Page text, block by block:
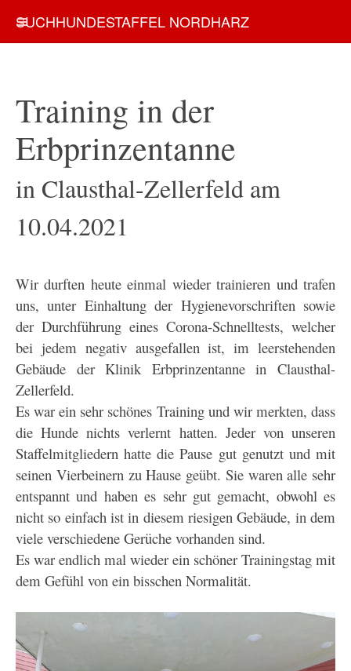
SUCHHUNDESTAFFEL NORDHARZ
Training in der
Erbprinzentanne
in Clausthal-Zellerfeld am
10.04.2021
Wir durften heute einmal wieder trainieren und trafen
uns, unter Einhaltung der Hygienevorschriften sowie
der Durchführung eines Corona-Schnelltests, welcher
bei jedem negativ ausgefallen ist, im leerstehenden
Gebäude der Klinik Erbprinzentanne in Clausthal-
Zellerfeld.
Es war ein sehr schönes Training und wir merkten, dass
die Hunde nichts verlernt hatten. Jeder von unseren
Staffelmitgliedern hatte die Pause gut genutzt und mit
seinen Vierbeinern zu Hause geübt. Sie waren alle sehr
entspannt und haben es sehr gut gemacht, obwohl es
nicht so einfach ist in diesem riesigen Gebäude, in dem
viele verschiedene Gerüche vorhanden sind.
Es war endlich mal wieder ein schöner Trainingstag mit
dem Gefühl von ein bisschen Normalität.